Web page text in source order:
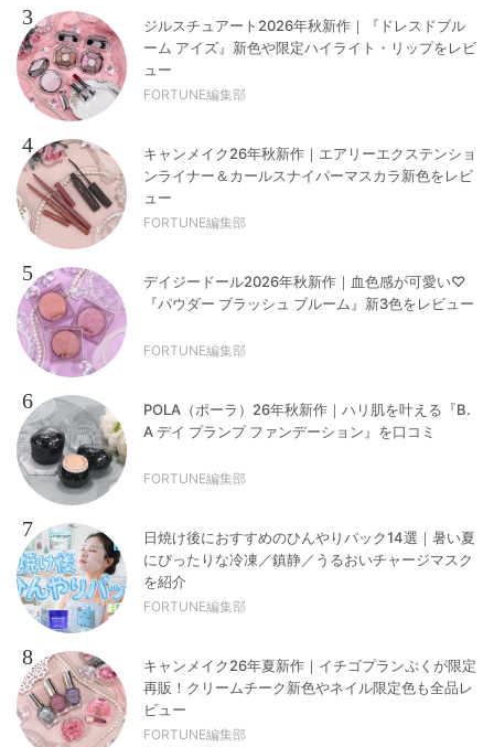
3
ジルスチュアート2026年秋新作｜『ドレスドブル
ーム アイズ』新色や限定ハイライト・リップをレビ
ュー
FORTUNE編集部
4
キャンメイク26年秋新作｜エアリーエクステンショ
ンライナー＆カールスナイパーマスカラ新色をレビ
ュー
FORTUNE編集部
5
デイジードール2026年秋新作｜血色感が可愛い♡
『パウダー ブラッシュ ブルーム』新3色をレビュー
FORTUNE編集部
6
POLA（ポーラ）26年秋新作｜ハリ肌を叶える『B.
A デイ プランプ ファンデーション』を口コミ
FORTUNE編集部
7
日焼け後におすすめのひんやりパック14選｜暑い夏
にぴったりな冷凍／鎮静／うるおいチャージマスク
を紹介
FORTUNE編集部
8
キャンメイク26年夏新作｜イチゴプランぷくが限定
再販！クリームチーク新色やネイル限定色も全品レ
ビュー
FORTUNE編集部